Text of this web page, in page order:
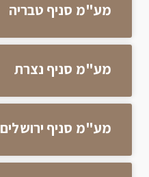
מע"מ סניף טבריה
מע"מ סניף נצרת
מע"מ סניף ירושלים